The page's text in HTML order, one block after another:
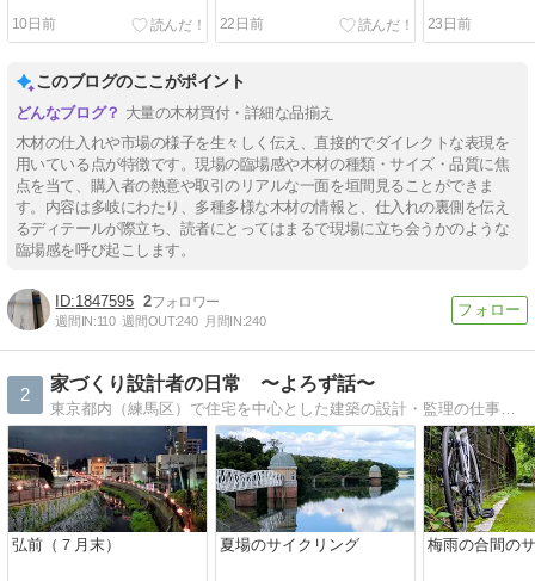
10日前 22日前 23日前
このブログのここがポイント
大量の木材買付・詳細な品揃え
木材の仕入れや市場の様子を生々しく伝え、直接的でダイレクトな表現を
用いている点が特徴です。現場の臨場感や木材の種類・サイズ・品質に焦
点を当て、購入者の熱意や取引のリアルな一面を垣間見ることができま
す。内容は多岐にわたり、多種多様な木材の情報と、仕入れの裏側を伝え
るディテールが際立ち、読者にとってはまるで現場に立ち会うかのような
臨場感を呼び起こします。
1847595 2
週間IN:110 週間OUT:240 月間IN:240
2
家づくり設計者の日常 〜よろず話〜
東京都内（練馬区）で住宅を中心とした建築の設計・監理の仕事を行う中で、気づいたことや他の人にも知ってもらいたいと思うこと、ＨＰでは掲載しづらい個人的なこと、趣味や日頃見たり、考えたり、感じたりしていること等、雑多なことを記載しています。
弘前（７月末） 夏場のサイクリング 梅雨の合間の